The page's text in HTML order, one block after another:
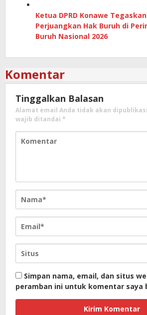
Ketua DPRD Konawe
Perjuangkan Hak Buruh di
Buruh Nasional 2026
Komentar
Tinggalkan Balasan
Alamat email Anda tidak akan
wajib ditandai *
Simpan nama, email, dan situs
peramban ini untuk komentar saya